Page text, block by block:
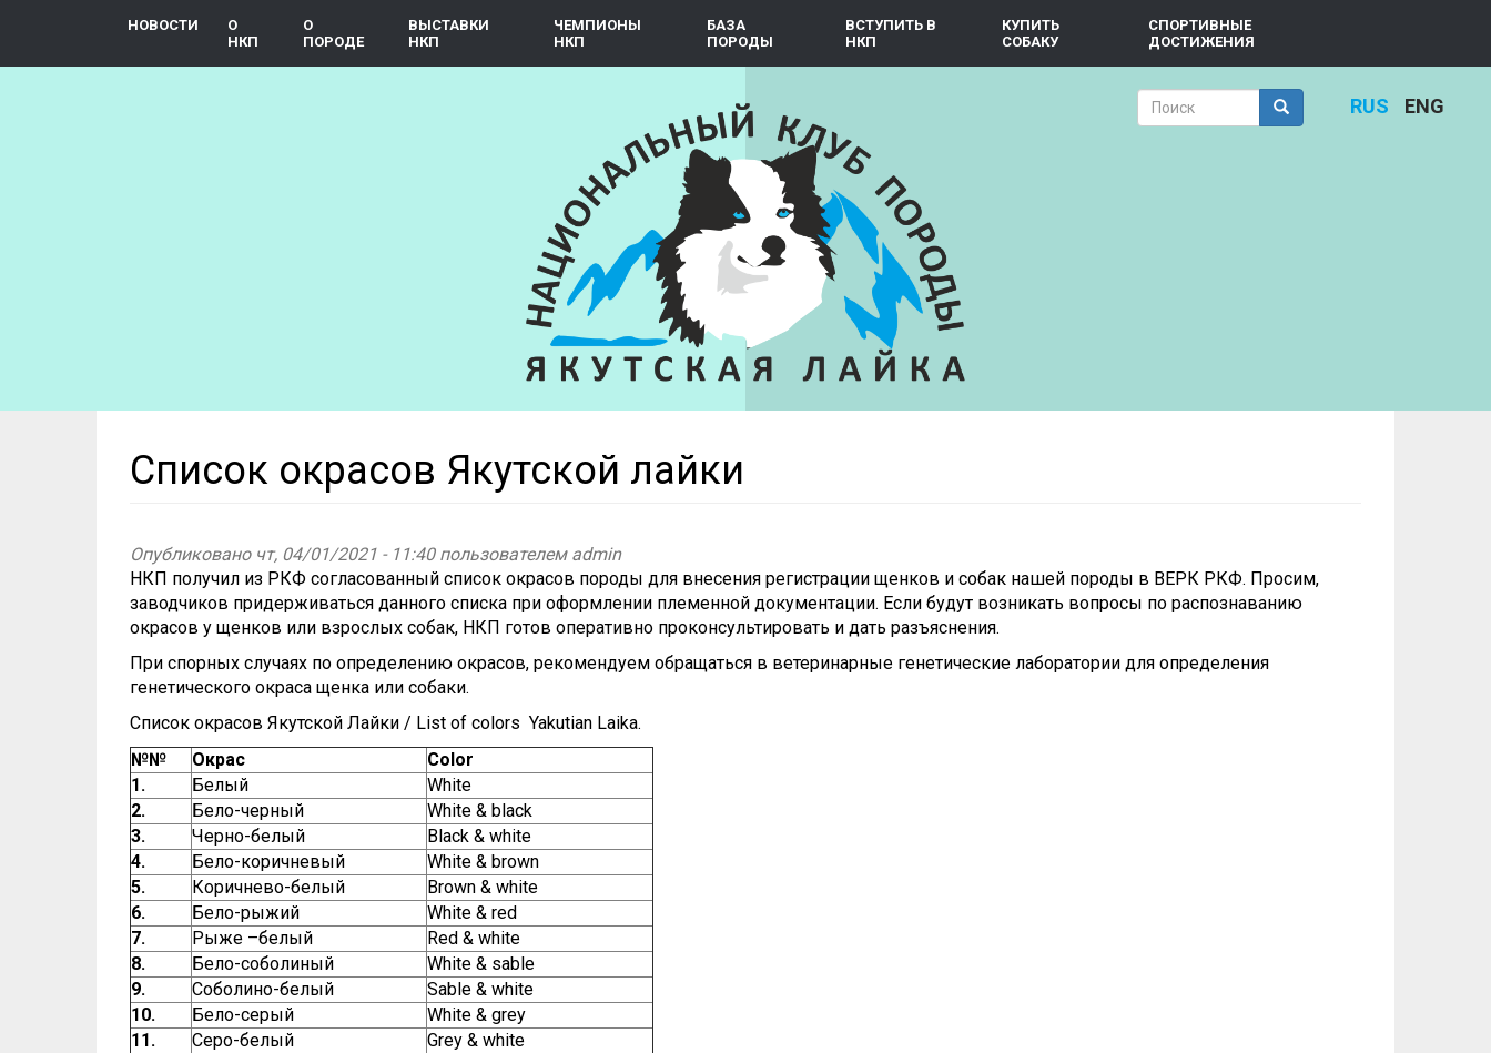
НОВОСТИ
О
НКП
О
ПОРОДЕ
ВЫСТАВКИ
НКП
ЧЕМПИОНЫ
НКП
БАЗА
ПОРОДЫ
ВСТУПИТЬ В
НКП
КУПИТЬ
СОБАКУ
СПОРТИВНЫЕ
ДОСТИЖЕНИЯ
Форма
RUS ENG
Список окрасов Якутской лайки
Опубликовано чт, 04/01/2021 - 11:40 пользователем admin
НКП получил из РКФ согласованный список окрасов породы для внесения регистрации щенков и собак нашей породы в ВЕРК РКФ. Просим,
заводчиков придерживаться данного списка при оформлении племенной документации. Если будут возникать вопросы по распознаванию
окрасов у щенков или взрослых собак, НКП готов оперативно проконсультировать и дать разъяснения.
При спорных случаях по определению окрасов, рекомендуем обращаться в ветеринарные генетические лаборатории для определения
генетического окраса щенка или собаки.
Список окрасов Якутской Лайки / List of colors Yakutian Laika.
№№
Окрас
Color
1.
Белый
White
2.
Бело-черный
White & black
3.
Черно-белый
Black & white
4.
Бело-коричневый
White & brown
5.
Коричнево-белый
Brown & white
6.
Бело-рыжий
White & red
7.
Рыже –белый
Red & white
8.
Бело-соболиный
White & sable
9.
Соболино-белый
Sable & white
10.
Бело-серый
White & grey
11.
Серо-белый
Grey & white